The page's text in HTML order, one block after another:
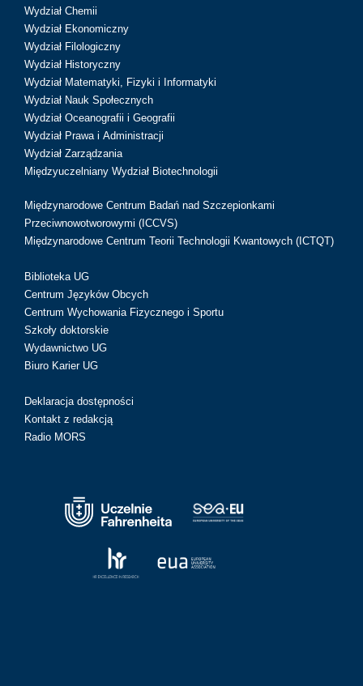
Wydział Chemii
Wydział Ekonomiczny
Wydział Filologiczny
Wydział Historyczny
Wydział Matematyki, Fizyki i Informatyki
Wydział Nauk Społecznych
Wydział Oceanografii i Geografii
Wydział Prawa i Administracji
Wydział Zarządzania
Międzyuczelniany Wydział Biotechnologii
Międzynarodowe Centrum Badań nad Szczepionkami
Przeciwnowotworowymi (ICCVS)
Międzynarodowe Centrum Teorii Technologii Kwantowych (ICTQT)
Biblioteka UG
Centrum Języków Obcych
Centrum Wychowania Fizycznego i Sportu
Szkoły doktorskie
Wydawnictwo UG
Biuro Karier UG
Deklaracja dostępności
Kontakt z redakcją
Radio MORS